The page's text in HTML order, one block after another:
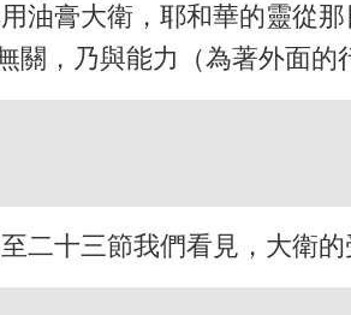
油膏大衛，耶和華的靈從
關，乃與能力（為著外面
二十三節我們看見，大衛